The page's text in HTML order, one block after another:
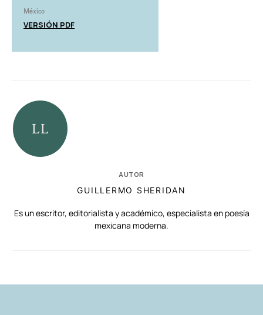
México
VERSIÓN PDF
AUTOR
GUILLERMO SHERIDAN
Es un escritor, editorialista y académico, especialista en poesía
mexicana moderna.